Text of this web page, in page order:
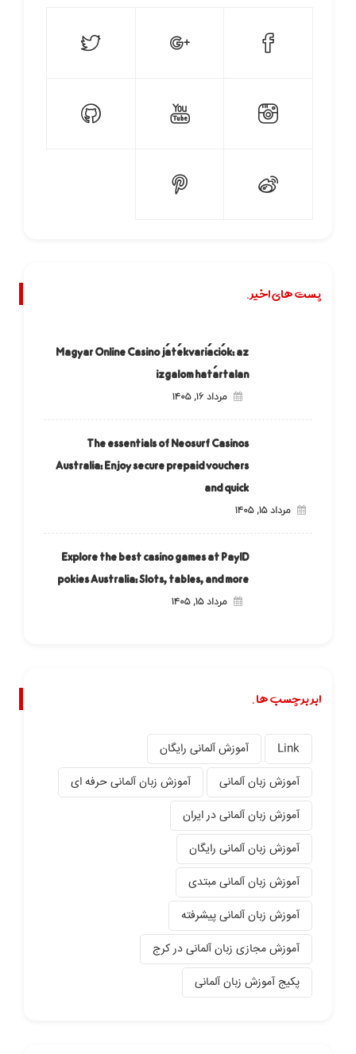
پست های اخیر.
Magyar Online Casino játékvariációk: az
izgalom határtalan
مرداد ۱۶, ۱۴۰۵
The essentials of Neosurf Casinos
Australia: Enjoy secure prepaid vouchers
and quick
مرداد ۱۵, ۱۴۰۵
Explore the best casino games at PayID
pokies Australia: Slots, tables, and more
مرداد ۱۵, ۱۴۰۵
ابر برچسب ها.
Link
آموزش آلمانی رایگان
آموزش زبان آلمانی
آموزش زبان آلمانی حرفه ای
آموزش زبان آلمانی در ایران
آموزش زبان آلمانی رایگان
آموزش زبان آلمانی مبتدی
آموزش زبان آلمانی پیشرفته
آموزش مجازی زبان آلمانی در کرج
پکیج آموزش زبان آلمانی